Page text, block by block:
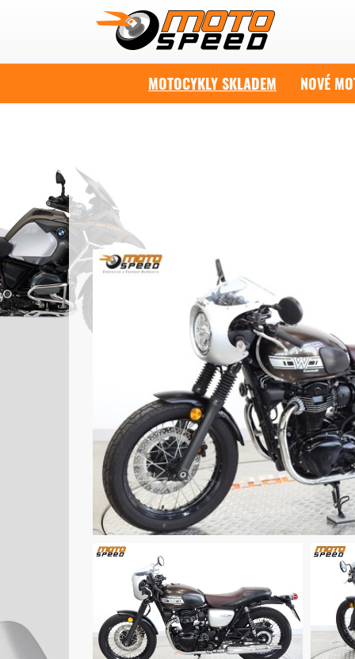
MOTOCYKLY SKLADEM NOVÉ